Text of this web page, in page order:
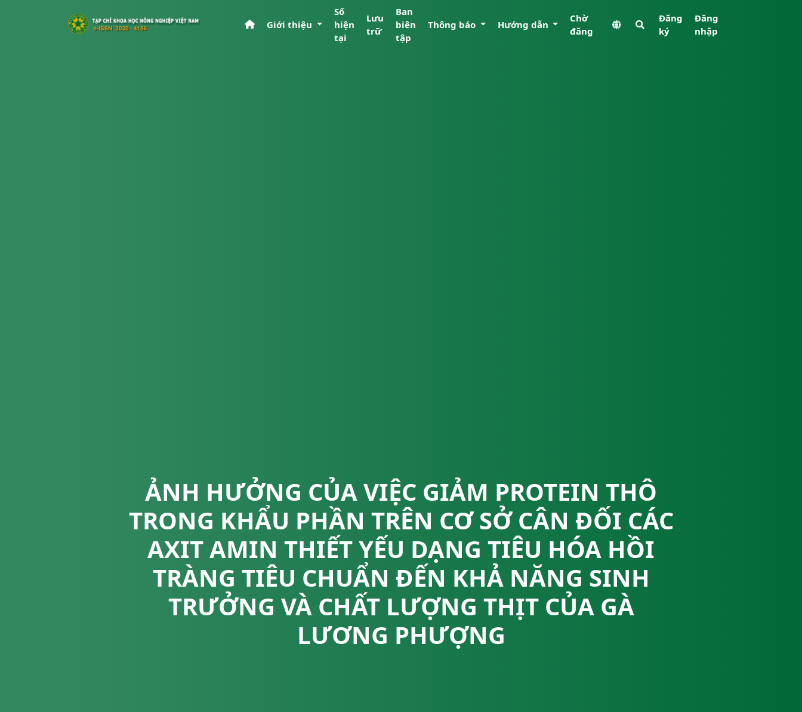
Giới thiệu
Số
hiện
tại
Lưu
trữ
Ban
biên
tập
Thông báo Hướng dẫn
Chờ
đăng
Đăng
ký
Đăng
nhập
ẢNH HƯỞNG CỦA VIỆC GIẢM PROTEIN THÔ
TRONG KHẨU PHẦN TRÊN CƠ SỞ CÂN ĐỐI CÁC
AXIT AMIN THIẾT YẾU DẠNG TIÊU HÓA HỒI
TRÀNG TIÊU CHUẨN ĐẾN KHẢ NĂNG SINH
TRƯỞNG VÀ CHẤT LƯỢNG THỊT CỦA GÀ
LƯƠNG PHƯỢNG